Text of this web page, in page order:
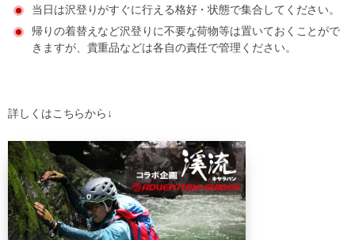
当日は沢登りがすぐに行える格好・状態で集合してください。
帰りの着替えなど沢登りに不要な荷物等は置いておくことがで
きますが、貴重品などは各自の責任で管理ください。
詳しくはこちらから↓